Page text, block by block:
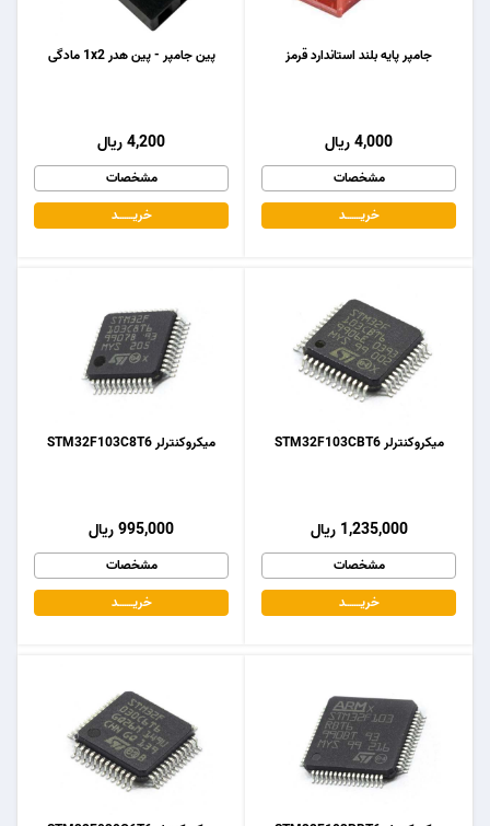
پین جامپر - پین هدر 1x2 مادگی
4,200 ریال
مشخصات
خریـــــــد
جامپر پایه بلند استاندارد قرمز
4,000 ریال
مشخصات
خریـــــــد
میکروکنترلر STM32F103C8T6
995,000 ریال
مشخصات
خریـــــــد
میکروکنترلر STM32F103CBT6
1,235,000 ریال
مشخصات
خریـــــــد